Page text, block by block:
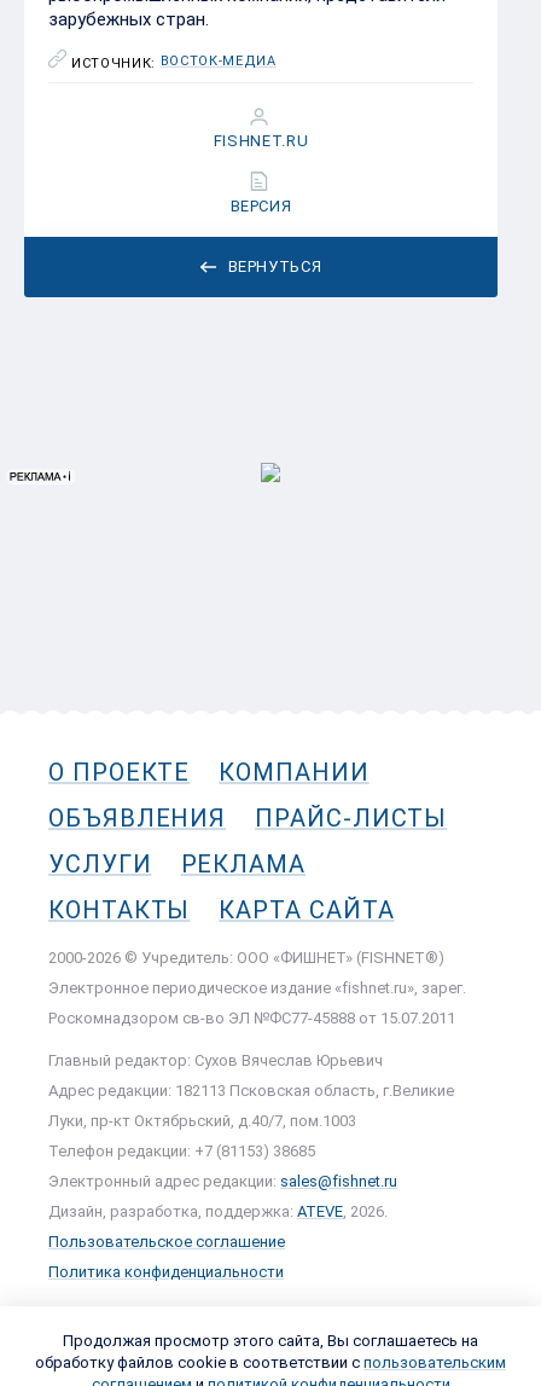
УСЛУГИ
РЕКЛАМА
КОНТАКТЫ
КАРТА САЙТА
2000-2026 © Учредитель: ООО «ФИШНЕТ» (FISHNET®)
Роскомнадзором cв-во ЭЛ №ФС77-45888 от 15.07.2011
Главный редактор: Сухов Вячеслав Юрьевич
Адрес редакции: 182113 Псковская область, г.Великие
Луки, пр-кт Октябрьский, д.40/7, пом.1003
Продолжая просмотр этого сайта, Вы соглашаетесь на
обработку файлов cookie в соответствии с пользовательским